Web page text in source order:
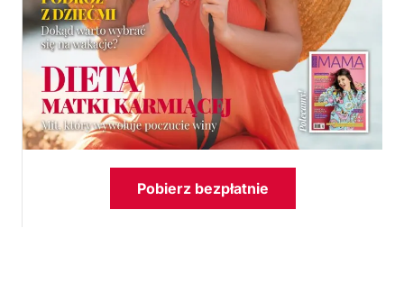
Pobierz bezpłatnie